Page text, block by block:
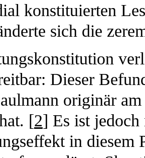
konstituierten
sich die
Dieser
originär
[2] Es ist jedoch
in diesem